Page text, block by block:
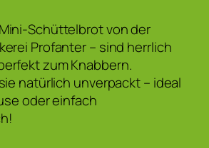
Schüttelbrot von der
Profanter – sind herrlich
zum Knabbern.
natürlich unverpackt – ideal
oder einfach